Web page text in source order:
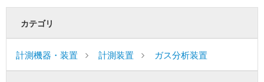
カテゴリ
計測機器・装置 計測装置 ガス分析装置